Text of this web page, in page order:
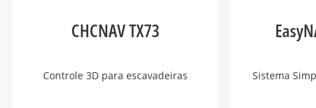
CHCNAV TX73
Controle 3D para escavadeiras Sistema